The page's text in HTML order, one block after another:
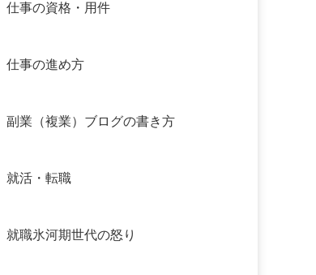
仕事の資格・用件
仕事の進め方
副業（複業）ブログの書き方
就活・転職
就職氷河期世代の怒り